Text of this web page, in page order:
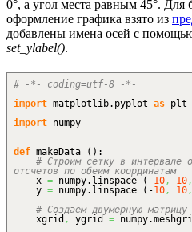
0°, а угол места равным 45°. Для
оформление графика взято из
добавлены имена осей с
set_ylabel().
# -*- coding=utf-8 -*-
import matplotlib. pyplot as plt
import numpy
def makeData ( ) :
# Строим сетку в
отсчетов по обеим координатам
x = numpy. linspace ( -10, 10,
y = numpy. linspace ( -10, 10,
# Создаем двумерную
xgrid , ygrid = numpy.